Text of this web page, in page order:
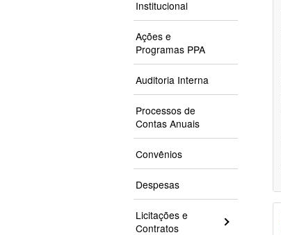
Institucional
Ações e
Programas PPA
Auditoria Interna
Processos de
Contas Anuais
Convênios
Despesas
Licitações e
Contratos